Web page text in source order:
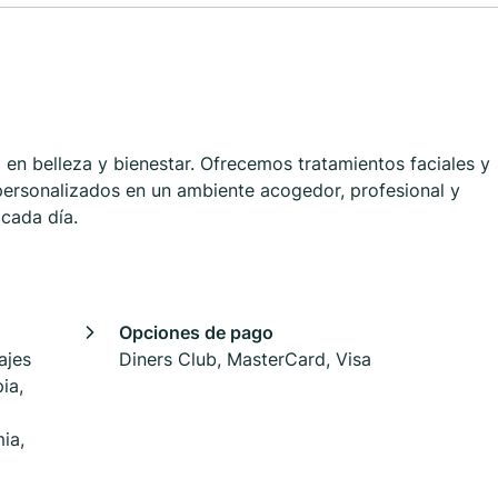
belleza y bienestar. Ofrecemos tratamientos faciales y
en un ambiente acogedor, profesional y
día.
Opciones de pago
Diners Club, MasterCard, Visa